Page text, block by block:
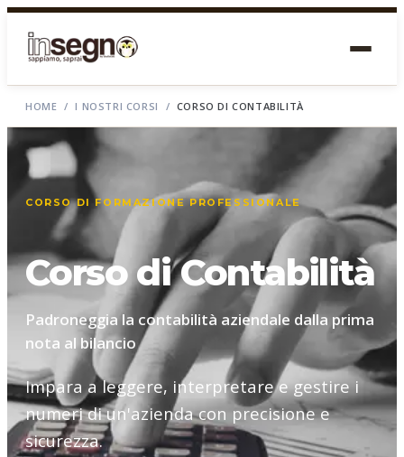
HOME / I NOSTRI CORSI / CORSO DI CONTABILITÀ
CORSO DI FORMAZIONE PROFESSIONALE
Corso di Contabilità
Padroneggia la contabilità aziendale dalla prima
nota al bilancio
Impara a leggere, interpretare e gestire i
numeri di un'azienda con precisione e
sicurezza.